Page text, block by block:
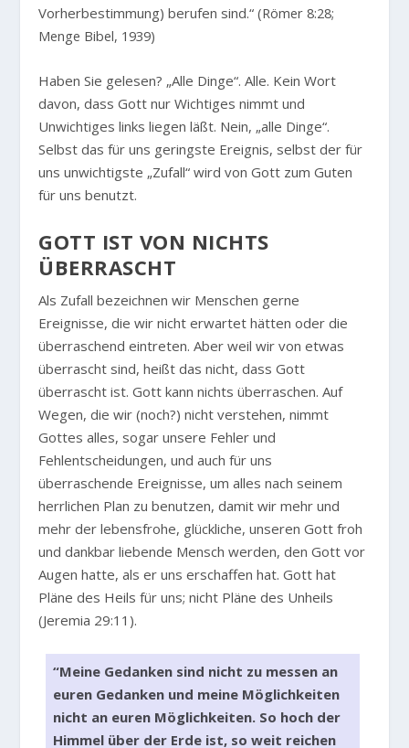
Vorherbestimmung) berufen sind.“ (Römer 8:28;
Menge Bibel, 1939)
Haben Sie gelesen? „Alle Dinge“. Alle. Kein Wort
davon, dass Gott nur Wichtiges nimmt und
Unwichtiges links liegen läßt. Nein, „alle Dinge“.
Selbst das für uns geringste Ereignis, selbst der für
uns unwichtigste „Zufall“ wird von Gott zum Guten
für uns benutzt.
GOTT IST VON NICHTS
ÜBERRASCHT
Als Zufall bezeichnen wir Menschen gerne
Ereignisse, die wir nicht erwartet hätten oder die
überraschend eintreten. Aber weil wir von etwas
überrascht sind, heißt das nicht, dass Gott
überrascht ist. Gott kann nichts überraschen. Auf
Wegen, die wir (noch?) nicht verstehen, nimmt
Gottes alles, sogar unsere Fehler und
Fehlentscheidungen, und auch für uns
überraschende Ereignisse, um alles nach seinem
herrlichen Plan zu benutzen, damit wir mehr und
mehr der lebensfrohe, glückliche, unseren Gott froh
und dankbar liebende Mensch werden, den Gott vor
Augen hatte, als er uns erschaffen hat. Gott hat
Pläne des Heils für uns; nicht Pläne des Unheils
(Jeremia 29:11).
“Meine Gedanken sind nicht zu messen an
euren Gedanken und meine Möglichkeiten
nicht an euren Möglichkeiten. So hoch der
Himmel über der Erde ist, so weit reichen